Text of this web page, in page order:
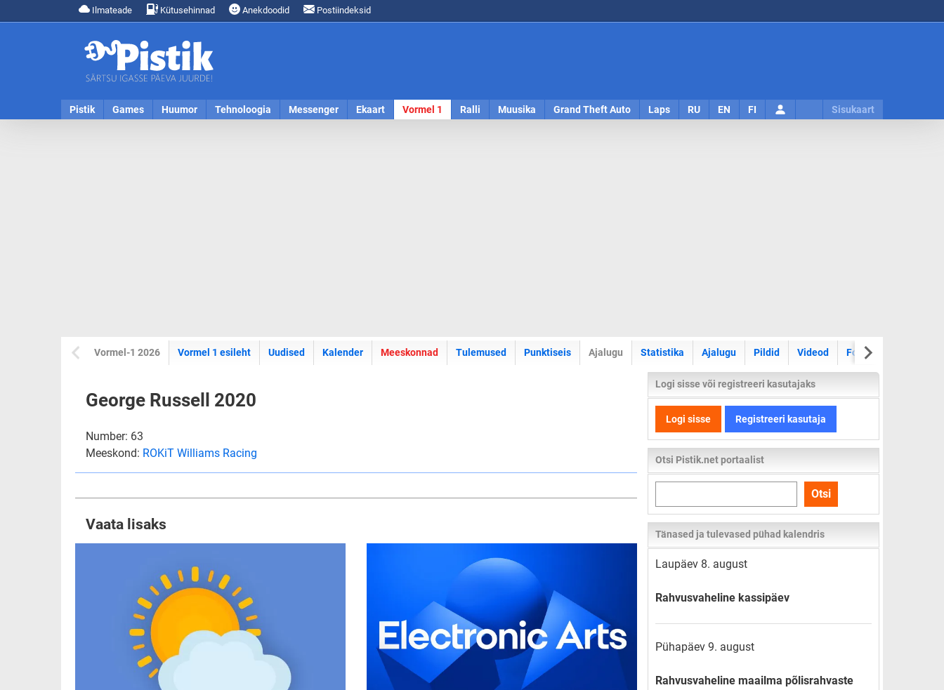
Ilmateade Kütusehinnad Anekdoodid Postiindeksid
Pistik Games Huumor Tehnoloogia Messenger Ekaart Vormel 1 Ralli Muusika Grand Theft Auto Laps RU EN FI Sisukaart
Vormel-1 2026 Vormel 1 esileht Uudised Kalender Meeskonnad Tulemused Punktiseis Ajalugu Statistika Ajalugu Pildid Videod Foorum
George Russell 2020
Number: 63
Meeskond: ROKiT Williams Racing
Vaata lisaks
Logi sisse või registreeri kasutajaks
Logi sisse Registreeri kasutaja
Otsi Pistik.net portaalist
kogu
lehelt
Otsi
Tänased ja tulevased pühad kalendris
Laupäev 8. august
Rahvusvaheline kassipäev
Pühapäev 9. august
Rahvusvaheline maailma põlisrahvaste